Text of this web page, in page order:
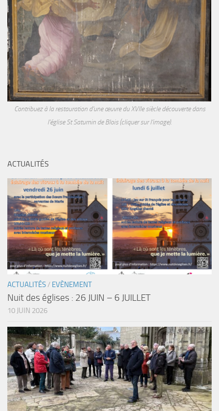
Contribuez à la restauration d'une œuvre du XVIIe siècle découverte dans
l'église St Saturnin de Blois (cliquer sur l'image).
ACTUALITÉS
ACTUALITÉS/ EVÈNEMENT
Nuit des églises : 26 JUIN – 6 JUILLET
10 JUIN 2026